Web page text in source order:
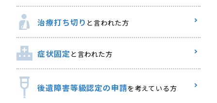
治療打ち切り と言われた方
症状固定 と言われた方
後遺障害等級認定の申請を考えている方